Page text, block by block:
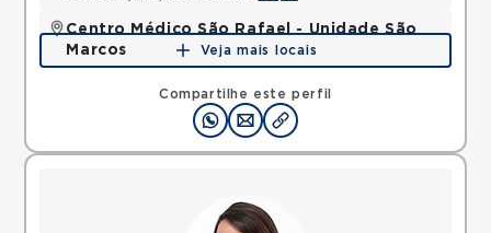
Compartilhe este perfil
Centro Médico São Rafael - Unidade São
Marcos
Avenida Sao Rafael, Sao Marcos, Salvador, BA,
Mapa
Veja mais locais